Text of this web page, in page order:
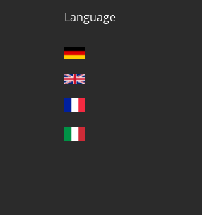
Language